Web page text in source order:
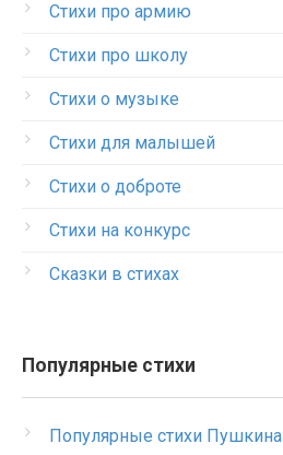
Стихи про армию
Стихи про школу
Стихи о музыке
Стихи для малышей
Стихи о доброте
Стихи на конкурс
Сказки в стихах
Популярные стихи
Популярные стихи Пушкина